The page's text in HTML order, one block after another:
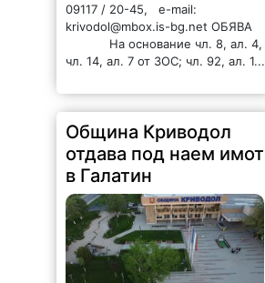
09117 / 20-45, e-mail:
krivodol@mbox.is-bg.net ОБЯВА
На основание чл. 8, ал. 4,
чл. 14, ал. 7 от ЗОС; чл. 92, ал. 1...
Община Криводол
отдава под наем имот
в Галатин